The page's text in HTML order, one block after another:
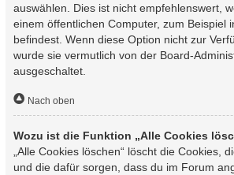
auswählen. Dies ist nicht empfehlenswert,
einem öffentlichen Computer, zum Beispiel
befindest. Wenn diese Option nicht zur
wurde sie vermutlich von der Board-
ausgeschaltet.
Nach oben
Wozu ist die Funktion „Alle Cookies
„Alle Cookies löschen“ löscht die Cookies,
und die dafür sorgen, dass du im Forum